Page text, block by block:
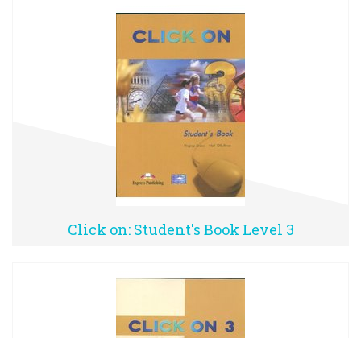
Click on: Student's Book Level 3